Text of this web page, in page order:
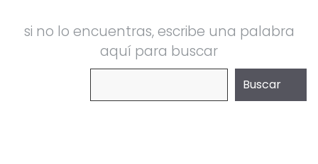
si no lo encuentras, escribe una palabra
aquí para buscar
Buscar